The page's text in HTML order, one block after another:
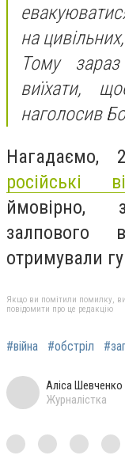
на
Тому
виїхати,
наголосив
Нагадаємо,
російські
ймовірно,
отримували
Якщо ви помітили помилку,
повідомити про це редакцію
#війна #обстріл
Аліса Шевченко
Журналістка